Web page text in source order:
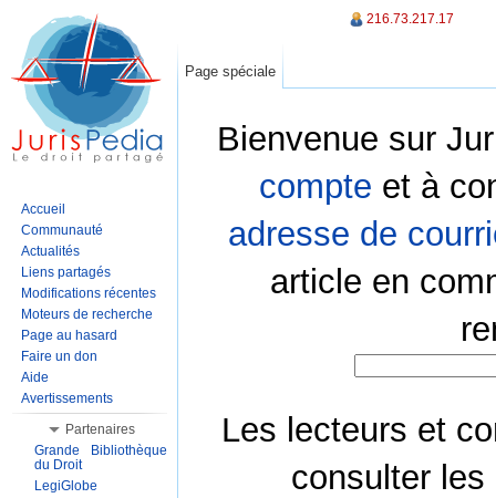
Bienvenue sur
compte et à
adresse de
article en
Les lecteurs et
consulter les
216.73.217.17
Page spéciale
Accueil
Communauté
Actualités
Liens partagés
Modifications récentes
Moteurs de recherche
Page au hasard
Faire un don
Aide
Avertissements
Partenaires
Grande Bibliothèque
du Droit
LegiGlobe